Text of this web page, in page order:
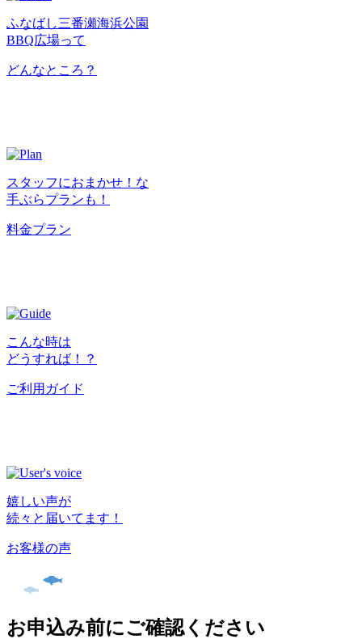
ふなばし三番瀬海浜公園
BBQ広場って
どんなところ？
スタッフにおまかせ！な
手ぶらプランも！
料金プラン
こんな時は
どうすれば！？
ご利用ガイド
嬉しい声が
続々と届いてます！
お客様の声
お申込み前にご確認ください